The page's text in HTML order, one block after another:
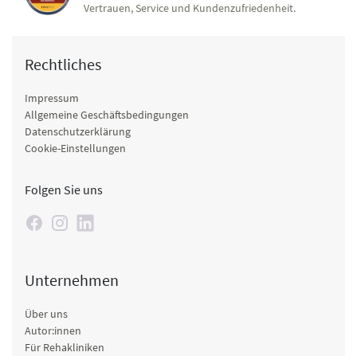
Vertrauen, Service und Kundenzufriedenheit.
Rechtliches
Impressum
Allgemeine Geschäftsbedingungen
Datenschutzerklärung
Cookie-Einstellungen
Folgen Sie uns
Unternehmen
Über uns
Autor:innen
Für Rehakliniken